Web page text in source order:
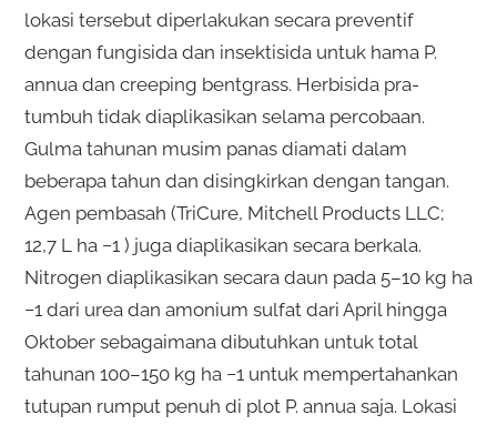
lokasi tersebut diperlakukan secara preventif
dengan fungisida dan insektisida untuk hama P.
annua dan creeping bentgrass. Herbisida pra-
tumbuh tidak diaplikasikan selama percobaan.
Gulma tahunan musim panas diamati dalam
beberapa tahun dan disingkirkan dengan tangan.
Agen pembasah (TriCure, Mitchell Products LLC;
12,7 L ha −1 ) juga diaplikasikan secara berkala.
Nitrogen diaplikasikan secara daun pada 5–10 kg ha
−1 dari urea dan amonium sulfat dari April hingga
Oktober sebagaimana dibutuhkan untuk total
tahunan 100–150 kg ha −1 untuk mempertahankan
tutupan rumput penuh di plot P. annua saja. Lokasi